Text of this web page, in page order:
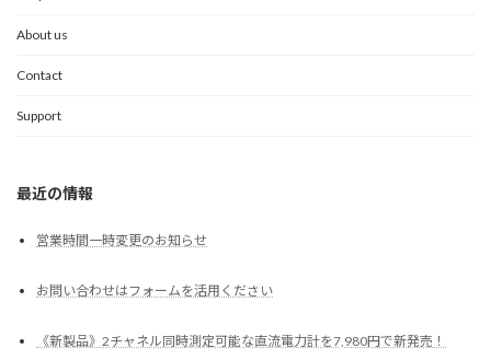
About us
Contact
Support
最近の情報
営業時間一時変更のお知らせ
お問い合わせはフォームを活用ください
《新製品》2チャネル同時測定可能な直流電力計を7,980円で新発売！